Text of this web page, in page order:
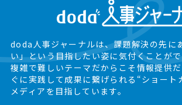
doda人事ジャーナルは、課題解決の先に
い」という目指したい姿に気付くことが
複雑で難しいテーマだからこそ情報提供だ
ぐに実践して成果に繋げられる“ショート
メディアを目指しています。